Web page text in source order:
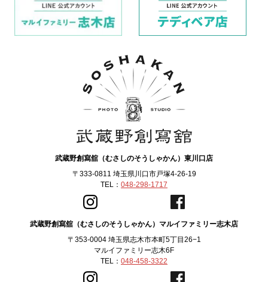
武蔵野創寫舘（むさしのそうしゃかん）東川口店
〒333-0811 埼玉県川口市戸塚4-26-19
TEL： 048-298-1717
武蔵野創寫舘（むさしのそうしゃかん）マルイファミリー志木店
〒353-0004 埼玉県志木市本町5丁目26−1
マルイファミリー志木6F
TEL： 048-458-3322